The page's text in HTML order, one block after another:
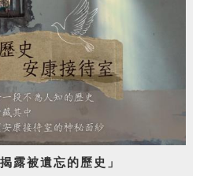
露被遺忘的歷史」